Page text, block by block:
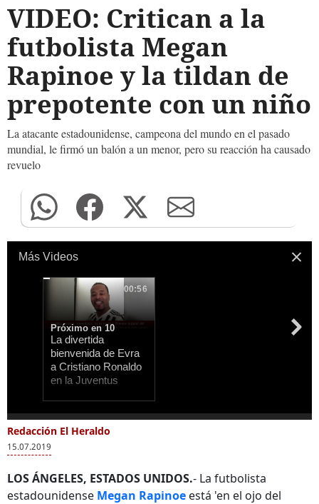
VIDEO: Critican a la
futbolista Megan
Rapinoe y la tildan de
prepotente con un niño
La atacante estadounidense, campeona del mundo en el pasado
mundial, le firmó un balón a un menor, pero su reacción ha causado
revuelo
Más Videos
00:56
Próximo en 8
La divertida
bienvenida de Evra
a Cristiano Ronaldo
en la Juventus
0
of
22
seconds
Más Videos
Redacción El Heraldo
15.07.2019
LOS ÁNGELES, ESTADOS UNIDOS.- La futbolista
estadounidense Megan Rapinoe está 'en el ojo del